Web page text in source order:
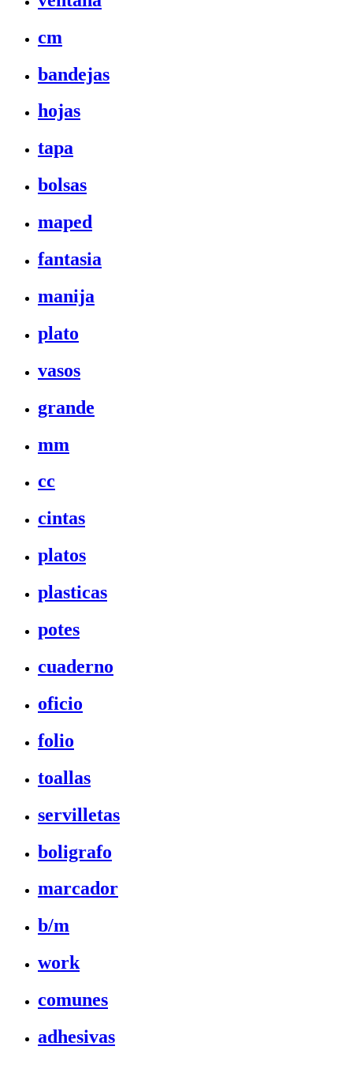
cm
bandejas
hojas
tapa
bolsas
maped
fantasia
manija
plato
vasos
grande
mm
cc
cintas
platos
plasticas
potes
cuaderno
oficio
folio
toallas
servilletas
boligrafo
marcador
b/m
work
comunes
adhesivas